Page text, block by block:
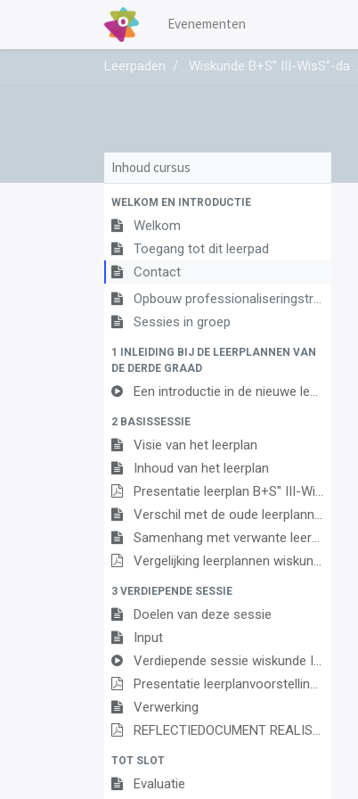
Evenementen
Leerpaden Wiskunde B+S’’ III-WisS’’-da
Inhoud cursus
WELKOM EN INTRODUCTIE
Welkom
Toegang tot dit leerpad
Contact
Opbouw professionaliseringstraject
Sessies in groep
1 INLEIDING BIJ DE LEERPLANNEN VAN
DE DERDE GRAAD
Een introductie in de nieuwe leerplannen van de derde graad
2 BASISSESSIE
Visie van het leerplan
Inhoud van het leerplan
Presentatie leerplan B+S'' III-WisS''-da
Verschil met de oude leerplannen
Samenhang met verwante leerplannen
Vergelijking leerplannen wiskunde 3de graad D/A
3 VERDIEPENDE SESSIE
Doelen van deze sessie
Input
Verdiepende sessie wiskunde III DA
Presentatie leerplanvoorstelling (verdiepende sessie)
Verwerking
REFLECTIEDOCUMENT REALISEREN VAN DE LEERPLANDOELEN WISKUNDE
TOT SLOT
Evaluatie